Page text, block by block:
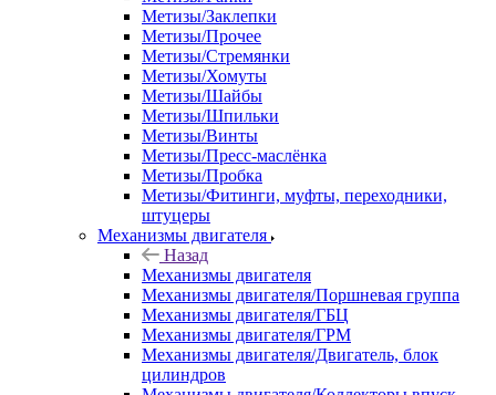
Метизы/Заклепки
Метизы/Прочее
Метизы/Стремянки
Метизы/Хомуты
Метизы/Шайбы
Метизы/Шпильки
Метизы/Винты
Метизы/Пресс-маслёнка
Метизы/Пробка
Метизы/Фитинги, муфты, переходники,
штуцеры
Механизмы двигателя
Назад
Механизмы двигателя
Механизмы двигателя/Поршневая группа
Механизмы двигателя/ГБЦ
Механизмы двигателя/ГРМ
Механизмы двигателя/Двигатель, блок
цилиндров